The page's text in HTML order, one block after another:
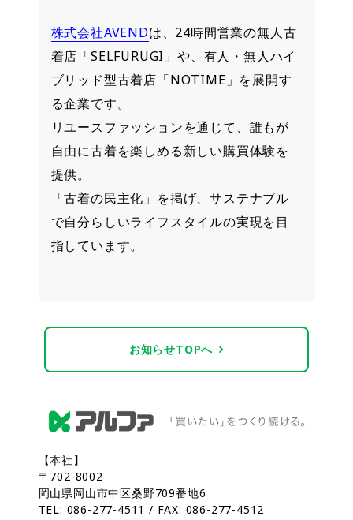
株式会社AVENDは、24時間営業の無人古
着店「SELFURUGI」や、有人・無人ハイ
ブリッド型古着店「NOTIME」を展開す
る企業です。
リユースファッションを通じて、誰もが
自由に古着を楽しめる新しい購買体験を
提供。
「古着の民主化」を掲げ、サステナブル
で自分らしいライフスタイルの実現を目
指しています。
お知らせTOPへ
【本社】
〒702-8002
岡山県岡山市中区桑野709番地6
TEL: 086-277-4511 / FAX: 086-277-4512